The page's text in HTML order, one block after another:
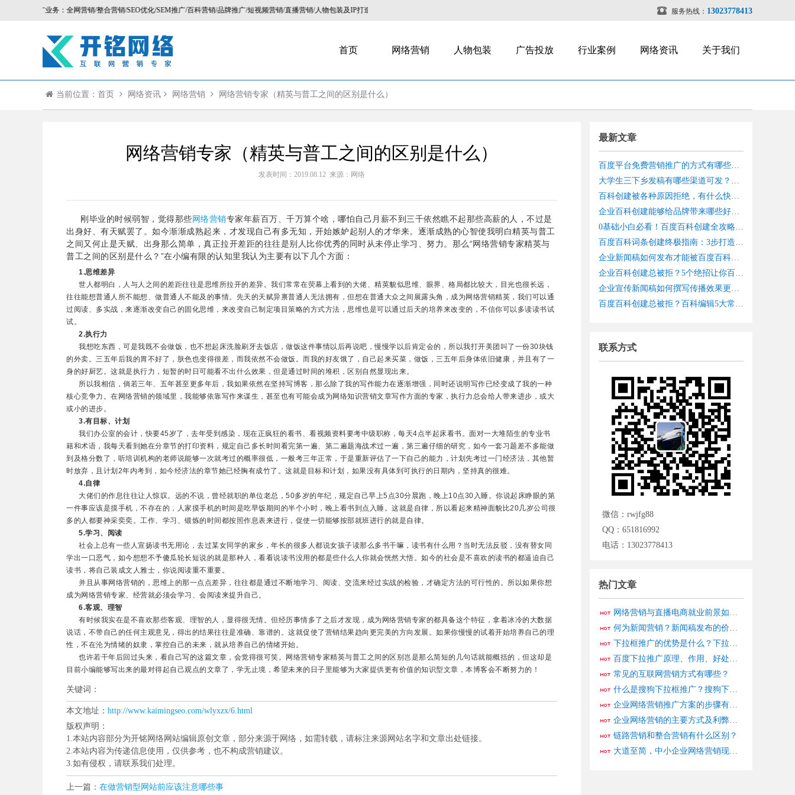
销推广业务：全网营销/整合营销/SEO优化/SEM推广/百科营销/品牌推广/短视频营销/直播营销/人物包装及IP打造，咨询热线：13023778413。  服务热线： 13023778413
首页 网络营销 人物包装 广告投放 行业案例 网络资讯 关于我们
当前位置：首页 网络资讯 网络营销 网络营销专家（精英与普工之间的区别是什么）
网络营销专家（精英与普工之间的区别是什么）
发表时间：2019.08.12 来源：网络
刚毕业的时候弱智，觉得那些网络营销专家年薪百万、千万算个啥，哪怕自己月薪不到三千依然瞧不起那些高薪的人，不过是
出身好、有天赋罢了。如今渐渐成熟起来，才发现自己有多无知，开始嫉妒起别人的才华来。逐渐成熟的心智使我明白精英与普工
之间又何止是天赋、出身那么简单，真正拉开差距的往往是别人比你优秀的同时从未停止学习、努力。那么“网络营销专家精英与
普工之间的区别是什么？”在小编有限的认知里我认为主要有以下几个方面：
1.思维差异
世人都明白，人与人之间的差距往往是思维所拉开的差异。我们常常在荧幕上看到的大佬、精英貌似思维、眼界、格局都比较大，目光也很长远，
往往能想普通人所不能想、做普通人不能及的事情。先天的天赋异禀普通人无法拥有，但想在普通大众之间展露头角，成为网络营销精英，我们可以通
过阅读、多实战，来逐渐改变自己的固化思维，来改变自己制定项目策略的方式方法，思维也是可以通过后天的培养来改变的，不信你可以多读读书试
试。
2.执行力
我想吃东西，可是我既不会做饭，也不想起床洗脸刷牙去饭店，做饭这件事情以后再说吧，慢慢学以后肯定会的，所以我打开美团叫了一份30块钱
的外卖。三五年后我的胃不好了，肤色也变得很差，而我依然不会做饭。而我的好友饿了，自己起来买菜，做饭，三五年后身体依旧健康，并且有了一
身的好厨艺。这就是执行力，短暂的时日可能看不出什么效果，但是通过时间的堆积，区别自然显现出来。
所以我相信，倘若三年、五年甚至更多年后，我如果依然在坚持写博客，那么除了我的写作能力在逐渐增强，同时还说明写作已经变成了我的一种
核心竞争力。在网络营销的领域里，我能够依靠写作来谋生，甚至也有可能会成为网络知识营销文章写作方面的专家，执行力总会给人带来进步，或大
或小的进步。
3.有目标、计划
我们办公室的会计，快要45岁了，去年受到感染，现在正疯狂的看书、看视频资料要考中级职称，每天4点半起床看书。面对一大堆陌生的专业书
籍和术语，我每天看到她在分章节的打印资料，规定自己多长时间看完第一遍、第二遍题海战术过一遍，第三遍仔细的研究，如今一套习题差不多能做
到及格分数了，听培训机构的老师说能够一次就考过的概率很低，一般考三年正常，于是重新评估了一下自己的能力，计划先考过一门经济法，其他暂
时放弃，且计划2年内考到，如今经济法的章节她已经胸有成竹了。这就是目标和计划，如果没有具体到可执行的日期内，坚持真的很难。
4.自律
大佬们的作息往往让人惊叹。远的不说，曾经就职的单位老总，50多岁的年纪，规定自己早上5点30分晨跑，晚上10点30入睡。你说起床睁眼的第
一件事应该是摸手机，不存在的，人家摸手机的时间是吃早饭期间的半个小时，晚上看书到点入睡。这就是自律，所以看起来精神面貌比20几岁公司很
多的人都要神采奕奕。工作、学习、锻炼的时间都按照作息表来进行，促使一切能够按部就班进行的就是自律。
5.学习、阅读
社会上总有一些人宣扬读书无用论，去过某女同学的家乡，年长的很多人都说女孩子读那么多书干嘛，读书有什么用？当时无法反驳，没有替女同
学出一口恶气，如今想想不予傻瓜轮长短说的就是那种人，看看说读书没用的都是些什么人你就会恍然大悟。如今的社会是不喜欢的读书的都逼迫自己
读书，将自己装成文人雅士，你说阅读重不重要。
并且从事网络营销的，思维上的那一点点差异，往往都是通过不断地学习、阅读、交流来经过实战的检验，才确定方法的可行性的。所以如果你想
成为网络营销专家、经营就必须会学习、会阅读来提升自己。
6.客观、理智
有时候我实在是不喜欢那些客观、理智的人，显得很无情。但经历事情多了之后才发现，成为网络营销专家的都具备这个特征，拿着冰冷的大数据
说话，不带自己的任何主观意见，得出的结果往往是准确、靠谱的。这就促使了营销结果趋向更完美的方向发展。如果你慢慢的试着开始培养自己的理
性，不在沦为情绪的奴隶，掌控自己的未来，就从培养自己的情绪开始。
也许若干年后回过头来，看自己写的这篇文章，会觉得很可笑。网络营销专家精英与普工之间的区别岂是那么简短的几句话就能概括的，但这却是
目前小编能够写出来的最对得起自己观点的文章了，学无止境，希望未来的日子里能够为大家提供更有价值的知识型文章，本博客会不断努力的！
关键词：
本文地址： http://www.kaimingseo.com/wlyxzx/6.html
版权声明：
1.本站内容部分为开铭网络网站编辑原创文章，部分来源于网络，如需转载，请标注来源网站名字和文章出处链接。
2.本站内容为传递信息使用，仅供参考，也不构成营销建议。
3.如有侵权，请联系我们处理。
上一篇： 在做营销型网站前应该注意哪些事
最新文章
百度平台免费营销推广的方式有哪些？7大百度免费获客方式详解
大学生三下乡发稿有哪些渠道可发？三下乡报道全攻略
百科创建被各种原因拒绝，有什么快速创建百度百科方法？
企业百科创建能够给品牌带来哪些好处？90%的老板都不知道的品牌增值秘籍
0基础小白必看！百度百科创建全攻略，手把手教你百科创建一次通过
百度百科词条创建终极指南：3步打造权威品牌形象
企业新闻稿如何发布才能被百度百科采用？3大核心要点+5个实操技巧全解析
企业百科创建总被拒？5个绝招让你百科内容​立刻通过审核！
企业宣传新闻稿如何撰写传播效果更好？企业软文发布深度传播策略
百度百科创建总被拒？百科编辑5大常见问题及解决方案全揭秘！
联系方式
微信：rwjfg88
QQ：651816992
电话：13023778413
热门文章
网络营销与直播电商就业前景如何？2025电商就业黄金赛道分析
何为新闻营销？新闻稿发布的价值和意义在哪里？
下拉框推广的优势是什么？下拉框推广必备知识
百度下拉推广原理、作用、好处及优势分享，下拉营销推广快速见效
常见的互联网营销方式有哪些？
什么是搜狗下拉框推广？搜狗下拉推广原理、操作方法
企业网络营销推广方案的步骤有哪些？
企业网络营销的主要方式及利弊分析
链路营销和整合营销有什么区别？
大道至简，中小企业网络营销现状分析